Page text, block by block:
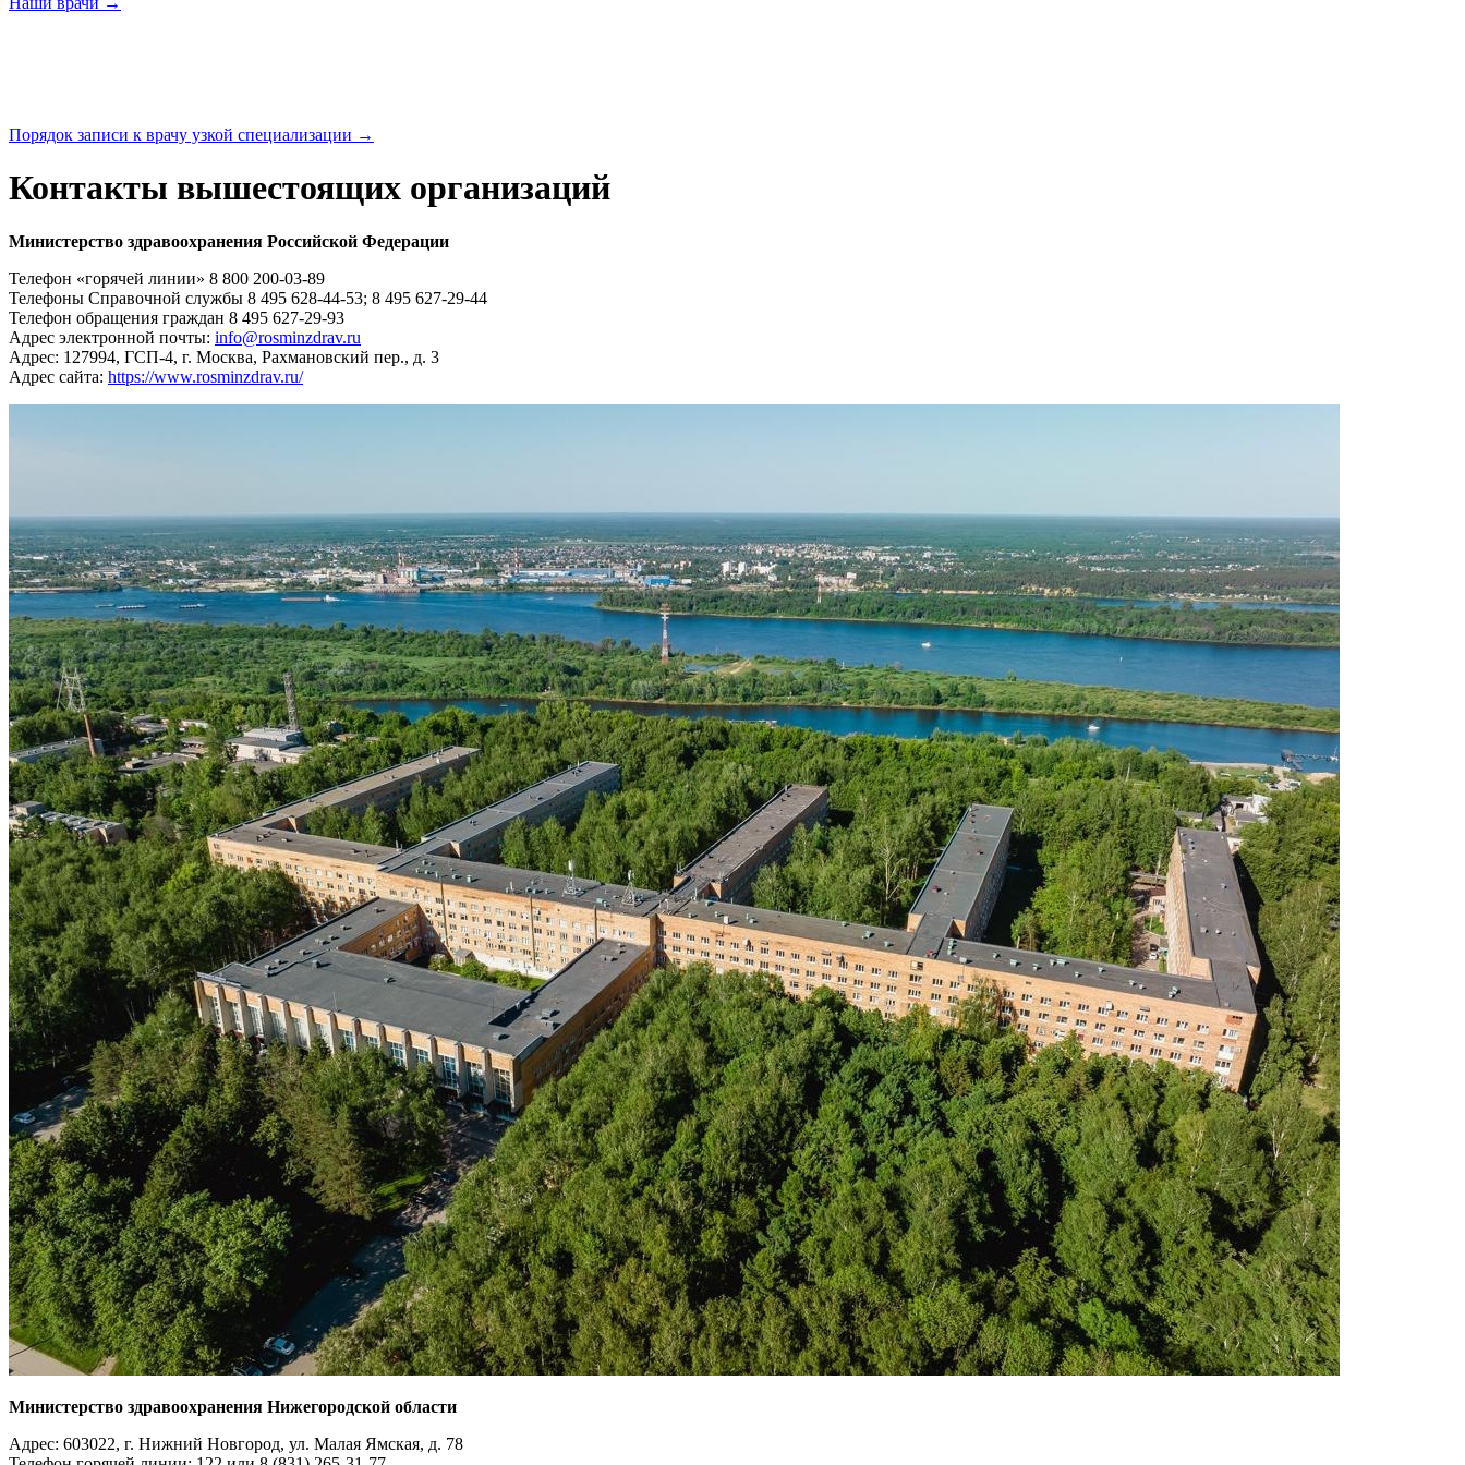
Порядок записи к врачу узкой специализации →
Контакты вышестоящих организаций
Министерство здравоохранения Российской Федерации
Телефон «горячей линии» 8 800 200-03-89
Телефоны Справочной службы 8 495 628-44-53; 8 495 627-29-44
Телефон обращения граждан 8 495 627-29-93
Адрес электронной почты: info@rosminzdrav.ru
Адрес: 127994, ГСП-4, г. Москва, Рахмановский пер., д. 3
Адрес сайта: https://www.rosminzdrav.ru/
Министерство здравоохранения Нижегородской области
Адрес: 603022, г. Нижний Новгород, ул. Малая Ямская, д. 78